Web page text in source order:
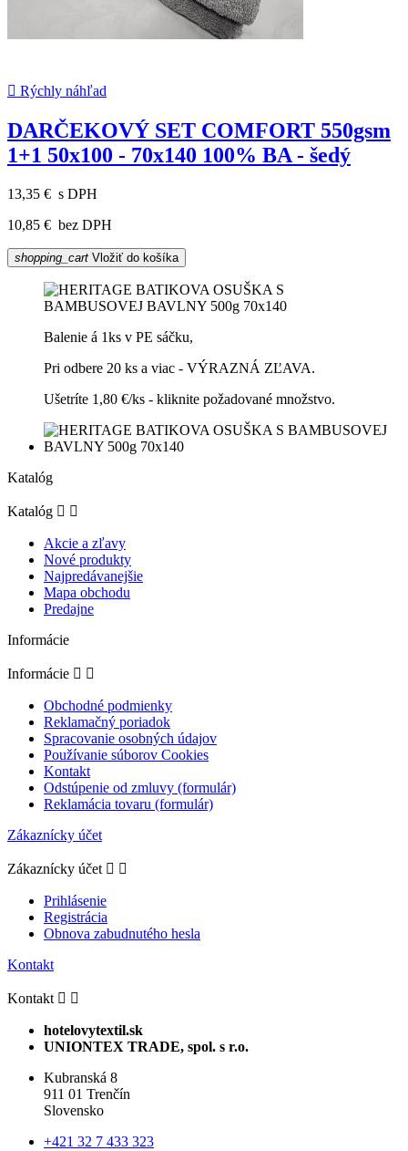
 Rýchly náhľad
DARČEKOVÝ SET COMFORT 550gsm
1+1 50x100 - 70x140 100% BA - šedý
13,35 € s DPH
10,85 € bez DPH
shopping_cart Vložiť do košíka
Balenie á 1ks v PE sáčku,
Pri odbere 20 ks a viac - VÝRAZNÁ ZĽAVA.
Ušetríte 1,80 €/ks - kliknite požadované množstvo.
Katalóg
Katalóg  
Akcie a zľavy
Nové produkty
Najpredávanejšie
Mapa obchodu
Predajne
Informácie
Informácie  
Obchodné podmienky
Reklamačný poriadok
Spracovanie osobných údajov
Používanie súborov Cookies
Kontakt
Odstúpenie od zmluvy (formulár)
Reklamácia tovaru (formulár)
Zákaznícky účet
Zákaznícky účet  
Prihlásenie
Registrácia
Obnova zabudnutého hesla
Kontakt
Kontakt  
hotelovytextil.sk
UNIONTEX TRADE, spol. s r.o.
Kubranská 8
911 01 Trenčín
Slovensko
+421 32 7 433 323